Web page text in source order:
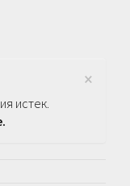
×
истек.